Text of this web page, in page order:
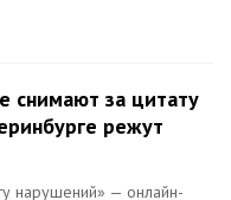
снимают за цитату
режут
нарушений» — онлайн-